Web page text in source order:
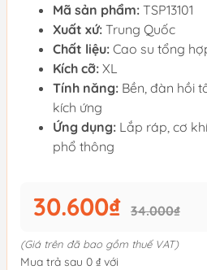
Mã sản phẩm: TSP13101
Xuất xứ: Trung Quốc
Chất liệu: Cao su tổng
Kích cỡ: XL
Tính năng: Bền, đàn hồi
kích ứng
Ứng dụng: Lắp ráp, cơ
phổ thông
30.600₫ 34.000₫
(Giá trên đã bao gồm thuế VAT)
Mua trả sau 0 ₫ với